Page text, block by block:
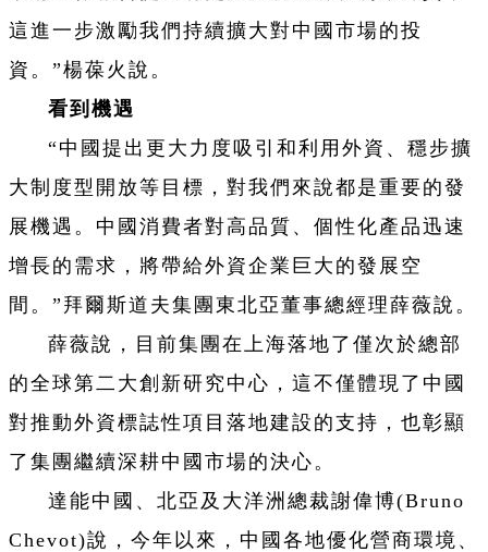
這進一步激勵我們持續擴大對中國市場的投
資。”楊葆火說。
看到機遇
“中國提出更大力度吸引和利用外資、穩步擴
大制度型開放等目標，對我們來說都是重要的發
展機遇。中國消費者對高品質、個性化產品迅速
增長的需求，將帶給外資企業巨大的發展空
間。”拜爾斯道夫集團東北亞董事總經理薛薇說。
薛薇說，目前集團在上海落地了僅次於總部
的全球第二大創新研究中心，這不僅體現了中國
對推動外資標誌性項目落地建設的支持，也彰顯
了集團繼續深耕中國市場的決心。
達能中國、北亞及大洋洲總裁謝偉博(Bruno
Chevot)說，今年以來，中國各地優化營商環境、